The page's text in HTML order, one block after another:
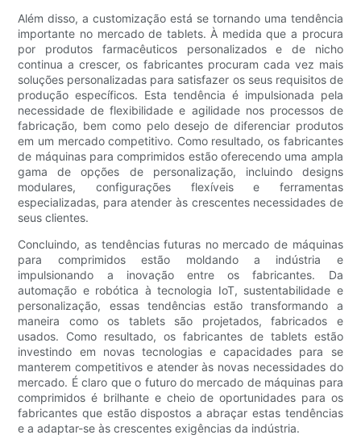
Além disso, a customização está se tornando uma tendência
importante no mercado de tablets. À medida que a procura
por produtos farmacêuticos personalizados e de nicho
continua a crescer, os fabricantes procuram cada vez mais
soluções personalizadas para satisfazer os seus requisitos de
produção específicos. Esta tendência é impulsionada pela
necessidade de flexibilidade e agilidade nos processos de
fabricação, bem como pelo desejo de diferenciar produtos
em um mercado competitivo. Como resultado, os fabricantes
de máquinas para comprimidos estão oferecendo uma ampla
gama de opções de personalização, incluindo designs
modulares, configurações flexíveis e ferramentas
especializadas, para atender às crescentes necessidades de
seus clientes.
Concluindo, as tendências futuras no mercado de máquinas
para comprimidos estão moldando a indústria e
impulsionando a inovação entre os fabricantes. Da
automação e robótica à tecnologia IoT, sustentabilidade e
personalização, essas tendências estão transformando a
maneira como os tablets são projetados, fabricados e
usados. Como resultado, os fabricantes de tablets estão
investindo em novas tecnologias e capacidades para se
manterem competitivos e atender às novas necessidades do
mercado. É claro que o futuro do mercado de máquinas para
comprimidos é brilhante e cheio de oportunidades para os
fabricantes que estão dispostos a abraçar estas tendências
e a adaptar-se às crescentes exigências da indústria.